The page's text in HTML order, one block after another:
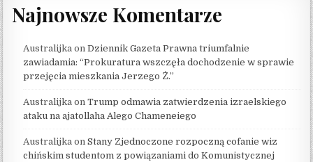
Najnowsze Komentarze
Australijka onDziennik Gazeta Prawna triumfalnie
zawiadamia: “Prokuratura wszczęła dochodzenie w sprawie
przejęcia mieszkania Jerzego Ż.”
Australijka onTrump odmawia zatwierdzenia izraelskiego
ataku na ajatollaha Alego Chameneiego
Australijka onStany Zjednoczone rozpoczną cofanie wiz
chińskim studentom z powiązaniami do Komunistycznej